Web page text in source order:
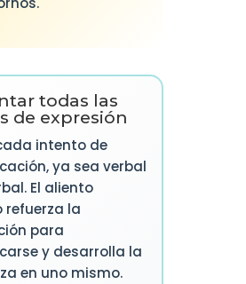
todas las
de expresión
intento de
ya sea verbal
El aliento
refuerza la
para
y desarrolla la
en uno mismo.